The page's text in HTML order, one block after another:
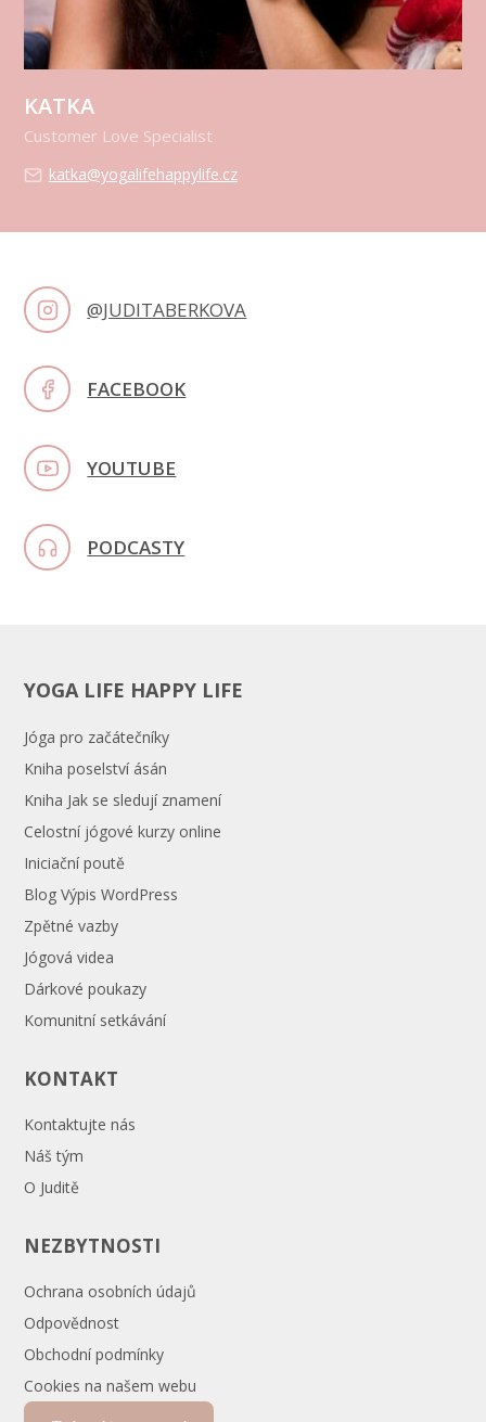
KATKA
Customer Love Specialist
katka@yogalifehappylife.cz
@JUDITABERKOVA
FACEBOOK
YOUTUBE
PODCASTY
YOGA LIFE HAPPY LIFE
Jóga pro začátečníky
Kniha poselství ásán
Kniha Jak se sledují znamení
Celostní jógové kurzy online
Iniciační poutě
Blog Výpis WordPress
Zpětné vazby
Jógová videa
Dárkové poukazy
Komunitní setkávání
KONTAKT
Kontaktujte nás
Náš tým
O Juditě
NEZBYTNOSTI
Ochrana osobních údajů
Odpovědnost
Obchodní podmínky
Cookies na našem webu